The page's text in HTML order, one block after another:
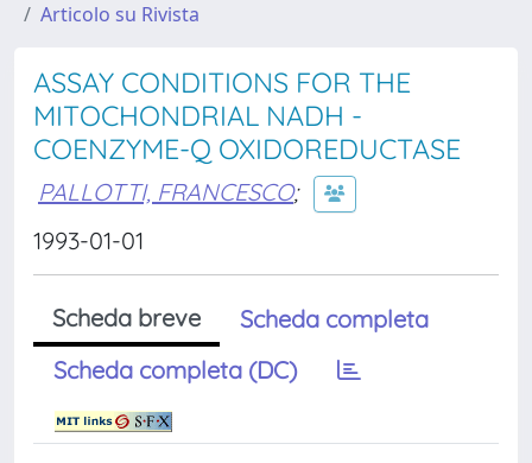
Articolo su Rivista
ASSAY CONDITIONS FOR THE
MITOCHONDRIAL NADH -
COENZYME-Q OXIDOREDUCTASE
PALLOTTI, FRANCESCO;
1993-01-01
Scheda breve
Scheda completa
Scheda completa (DC)